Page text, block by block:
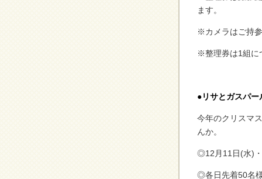
ます。
※カメラはご持
※整理券は1組に
●リサとガスパー
今年のクリスマ
んか。
◎12月11日(水)
◎各日先着50名